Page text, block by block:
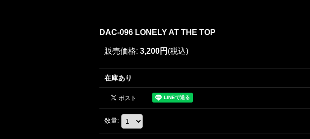
DAC-096 LONELY AT THE TOP
販売価格: 3,200円 (税込)
在庫あり
数量: